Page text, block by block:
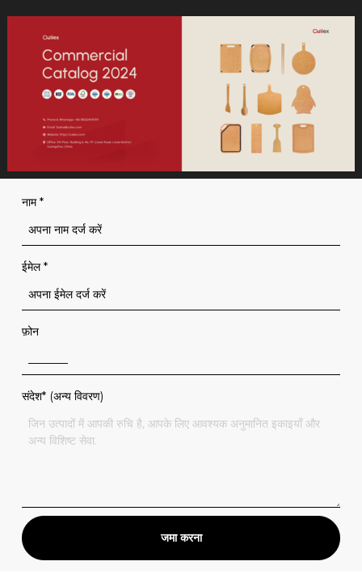
नाम *
ईमेल *
फ़ोन
संदेश* (अन्य विवरण)
जमा करना